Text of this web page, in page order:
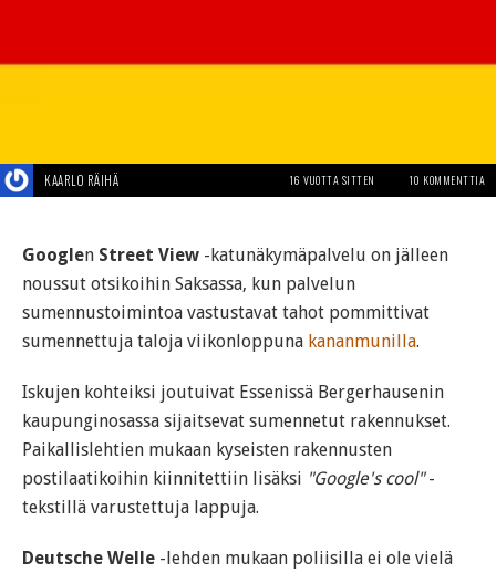
KAARLO RÄIHÄ 16 VUOTTA SITTEN 10 KOMMENTTIA
Googlen Street View -katunäkymäpalvelu on jälleen
noussut otsikoihin Saksassa, kun palvelun
sumennustoimintoa vastustavat tahot pommittivat
sumennettuja taloja viikonloppuna kananmunilla.
Iskujen kohteiksi joutuivat Essenissä Bergerhausenin
kaupunginosassa sijaitsevat sumennetut rakennukset.
Paikallislehtien mukaan kyseisten rakennusten
postilaatikoihin kiinnitettiin lisäksi "Google's cool"-
tekstillä varustettuja lappuja.
Deutsche Welle -lehden mukaan poliisilla ei ole vielä